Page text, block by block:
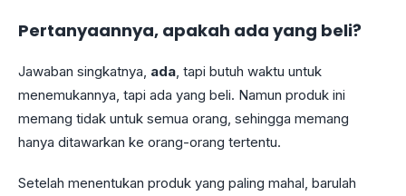
Pertanyaannya, apakah ada yang beli?
Jawaban singkatnya, ada, tapi butuh waktu untuk
menemukannya, tapi ada yang beli. Namun produk ini
memang tidak untuk semua orang, sehingga memang
hanya ditawarkan ke orang-orang tertentu.
Setelah menentukan produk yang paling mahal, barulah